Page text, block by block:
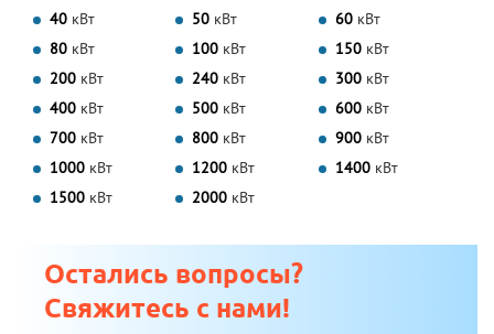
40 кВт 50 кВт 60 кВт
80 кВт 100 кВт 150 кВт
200 кВт 240 кВт 300 кВт
400 кВт 500 кВт 600 кВт
700 кВт 800 кВт 900 кВт
1000 кВт 1200 кВт 1400 кВт
1500 кВт 2000 кВт
Остались вопросы?
Свяжитесь с нами!